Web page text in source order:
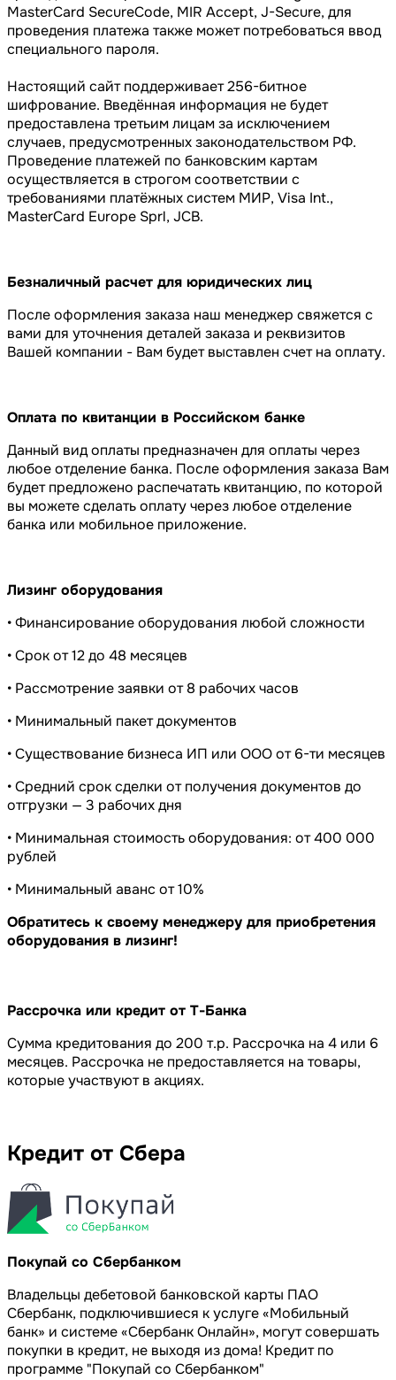
MasterCard SecureCode, MIR Accept, J-Secure, для
проведения платежа также может потребоваться ввод
специального пароля.
Настоящий сайт поддерживает 256-битное
шифрование. Введённая информация не будет
предоставлена третьим лицам за исключением
случаев, предусмотренных законодательством РФ.
Проведение платежей по банковским картам
осуществляется в строгом соответствии с
требованиями платёжных систем МИР, Visa Int.,
MasterCard Europe Sprl, JCB.
Безналичный расчет для юридических лиц
После оформления заказа наш менеджер свяжется с
вами для уточнения деталей заказа и реквизитов
Вашей компании - Вам будет выставлен счет на оплату.
Оплата по квитанции в Российском банке
Данный вид оплаты предназначен для оплаты через
любое отделение банка. После оформления заказа Вам
будет предложено распечатать квитанцию, по которой
вы можете сделать оплату через любое отделение
банка или мобильное приложение.
Лизинг оборудования
• Финансирование оборудования любой сложности
• Срок от 12 до 48 месяцев
• Рассмотрение заявки от 8 рабочих часов
• Минимальный пакет документов
• Существование бизнеса ИП или ООО от 6-ти месяцев
• Средний срок сделки от получения документов до
отгрузки — 3 рабочих дня
• Минимальная стоимость оборудования: от 400 000
рублей
• Минимальный аванс от 10%
Обратитесь к своему менеджеру для приобретения
оборудования в лизинг!
Рассрочка или кредит от Т-Банка
Сумма кредитования до 200 т.р. Рассрочка на 4 или 6
месяцев. Рассрочка не предоставляется на товары,
которые участвуют в акциях.
Кредит от Сбера
Покупай со Сбербанком
Владельцы дебетовой банковской карты ПАО
Сбербанк, подключившиеся к услуге «Мобильный
банк» и системе «Сбербанк Онлайн», могут совершать
покупки в кредит, не выходя из дома! Кредит по
программе "Покупай со Сбербанком"